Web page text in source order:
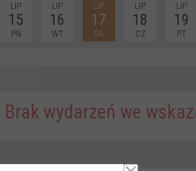
LIP
15
PN
LIP
16
WT
LIP
17
ŚR
LIP
18
CZ
LIP
19
PT
Brak wydarzeń we